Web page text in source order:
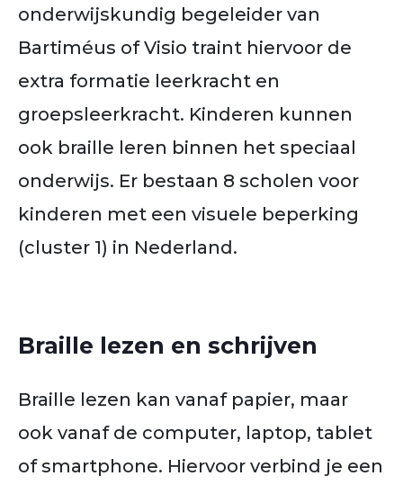
onderwijskundig begeleider van
Bartiméus of Visio traint hiervoor de
extra formatie leerkracht en
groepsleerkracht. Kinderen kunnen
ook braille leren binnen het speciaal
onderwijs. Er bestaan 8 scholen voor
kinderen met een visuele beperking
(cluster 1) in Nederland.
Braille lezen en schrijven
Braille lezen kan vanaf papier, maar
ook vanaf de computer, laptop, tablet
of smartphone. Hiervoor verbind je een